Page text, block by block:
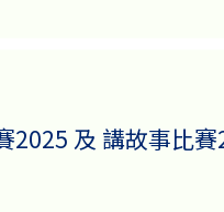
2025 及 講故事比